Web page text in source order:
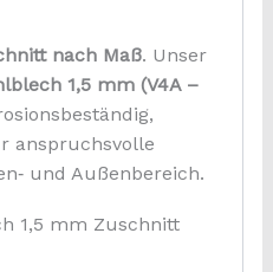
nach Maß. Unser
1,5 mm (V4A –
anspruchsvolle
und Außenbereich.
1,5 mm Zuschnitt